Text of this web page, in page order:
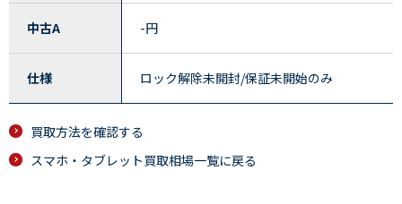
中古A -円
仕様 ロック解除未開封/保証未開始のみ
買取方法を確認する
スマホ・タブレット買取相場一覧に戻る